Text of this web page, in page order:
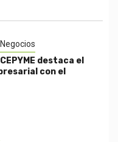
destaca el
con el